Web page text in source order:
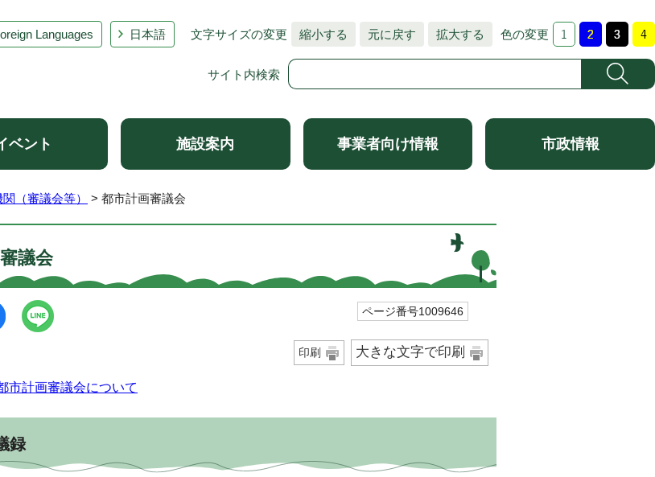
Languages 日本語 文字サイズの変更 縮小する 元に戻す 拡大する 色の変更
サイト内検索
ベント 施設案内 事業者向け情報 市政情報
（審議会等） > 都市計画審議会
議会
ページ番号1009646
印刷 大きな文字で印刷
市計画審議会について
録